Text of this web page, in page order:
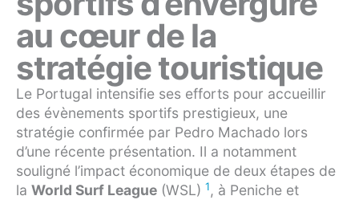
au cœur de la
stratégie touristique
Le Portugal intensifie ses efforts pour accueillir
des évènements sportifs prestigieux, une
stratégie confirmée par Pedro Machado lors
d’une récente présentation. Il a notamment
souligné l’impact économique de deux étapes de
la World Surf League (WSL) 1, à Peniche et